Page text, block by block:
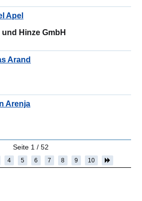
Apel
Hinze GmbH
Arand
Arenja
Seite 1 / 52
4 5 6 7 8 9 10